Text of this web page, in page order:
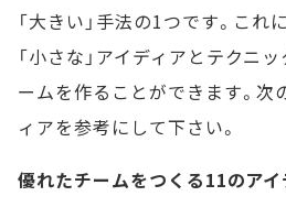
「大きい」手法の1つです。これ
「小さな」アイディアとテクニ
ームを作ることができます。
ィアを参考にして下さい。
優れたチームをつくる11のアイ